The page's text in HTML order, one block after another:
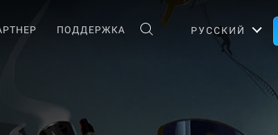
ПОДДЕРЖКА РУССКИЙ